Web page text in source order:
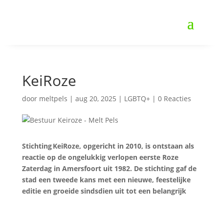
KeiRoze
door meltpels | aug 20, 2025 | LGBTQ+| 0 Reacties
Stichting KeiRoze, opgericht in 2010, is ontstaan als
reactie op de ongelukkig verlopen eerste Roze
Zaterdag in Amersfoort uit 1982. De stichting gaf de
stad een tweede kans met een nieuwe, feestelijke
editie en groeide sindsdien uit tot een belangrijk